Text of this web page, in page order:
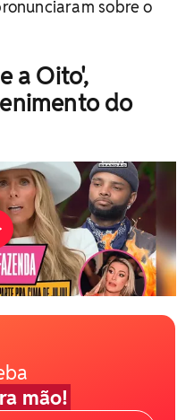
sobre o
a Oito',
do
mão!